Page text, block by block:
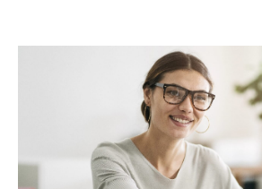
à toutes vos attentes. Avec
bénéficiez d’une prise en
d’un service alliant
professionnalisme et excellence.